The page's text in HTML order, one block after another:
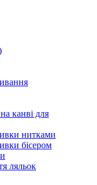
канві для
нитками
бісером
ляльок